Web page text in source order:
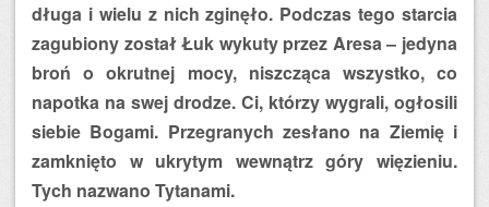
długa i wielu z nich zginęło. Podczas tego starcia
zagubiony został Łuk wykuty przez Aresa – jedyna
broń o okrutnej mocy, niszcząca wszystko, co
napotka na swej drodze. Ci, którzy wygrali, ogłosili
siebie Bogami. Przegranych zesłano na Ziemię i
zamknięto w ukrytym wewnątrz góry więzieniu.
Tych nazwano Tytanami.